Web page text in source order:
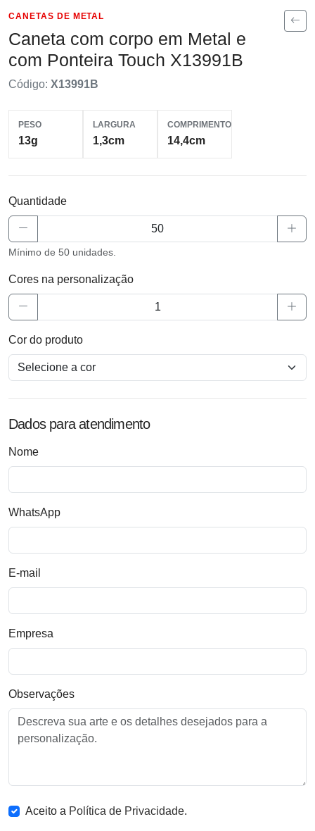
CANETAS DE METAL
Caneta com corpo em Metal e
com Ponteira Touch X13991B
Código: X13991B
PESO
13g
LARGURA
1,3cm
COMPRIMENTO
14,4cm
Quantidade
Mínimo de 50 unidades.
Cores na personalização
Cor do produto
Dados para atendimento
Nome
WhatsApp
E-mail
Empresa
Observações
Aceito a Política de Privacidade.